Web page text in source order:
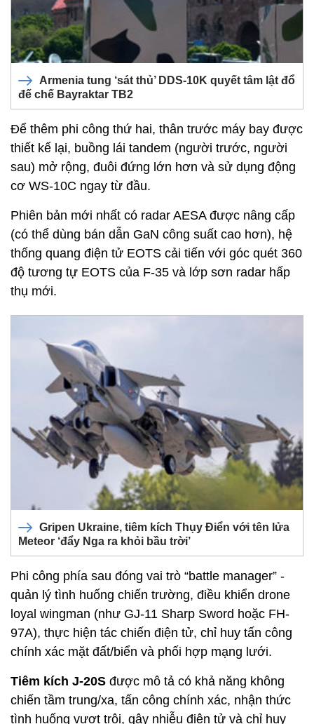
Armenia tung ‘sát thủ’ DDS-10K quyết tâm lật đổ
đế chế Bayraktar TB2
Để thêm phi công thứ hai, thân trước máy bay được
thiết kế lại, buồng lái tandem (người trước, người
sau) mở rộng, đuôi đứng lớn hơn và sử dụng động
cơ WS-10C ngay từ đầu.
Phiên bản mới nhất có radar AESA được nâng cấp
(có thể dùng bán dẫn GaN công suất cao hơn), hệ
thống quang điện tử EOTS cải tiến với góc quét 360
độ tương tự EOTS của F-35 và lớp sơn radar hấp
thụ mới.
Gripen Ukraine, tiêm kích Thụy Điển với tên lửa
Meteor ‘đẩy Nga ra khỏi bầu trời’
Phi công phía sau đóng vai trò “battle manager” -
quản lý tình huống chiến trường, điều khiển drone
loyal wingman (như GJ-11 Sharp Sword hoặc FH-
97A), thực hiện tác chiến điện tử, chỉ huy tấn công
chính xác mặt đất/biển và phối hợp mạng lưới.
Tiêm kích J-20S được mô tả có khả năng không
chiến tầm trung/xa, tấn công chính xác, nhận thức
tình huống vượt trội, gây nhiễu điện tử và chỉ huy